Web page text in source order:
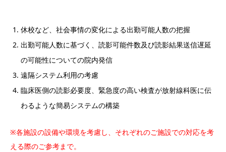
休校など、社会事情の変化による出勤可能人数の把握
出勤可能人数に基づく、読影可能件数及び読影結果送信遅延
の可能性についての院内発信
遠隔システム利用の考慮
臨床医側の読影必要度、緊急度の高い検査が放射線科医に伝
わるような簡易システムの構築
※各施設の設備や環境を考慮し、それぞれのご施設での対応を考
える際のご参考まで。